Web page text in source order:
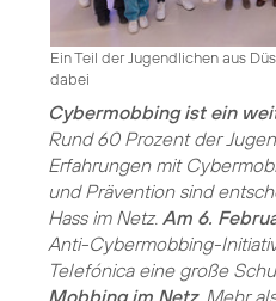
Ein Teil der Jugendlichen aus
dabei
Cybermobbing ist ein
Rund 60 Prozent der
Erfahrungen mit
und Prävention sind
Hass im Netz. Am 6.
Anti-Cybermobbing-
Telefónica eine große
Mobbing im Netz. Mehr